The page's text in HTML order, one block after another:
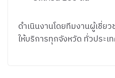
ดำเนินงานโดยทีมงานผู้เชี่
ให้บริการทุกจังหวัด ทั่วประเ